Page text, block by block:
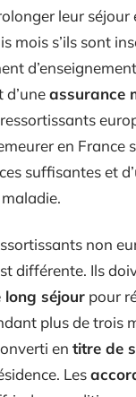
leur séjour
mois s’ils sont
d’uneassurance
en France
suffisantes et
non
différente. Ils
long séjour pour
plus de trois
en titre de
Les